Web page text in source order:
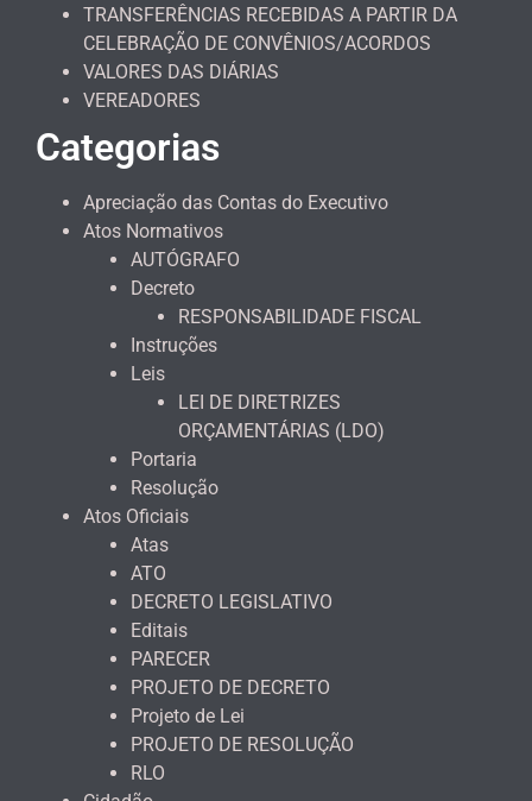
TRANSFERÊNCIAS RECEBIDAS A PARTIR DA
CELEBRAÇÃO DE CONVÊNIOS/ACORDOS
VALORES DAS DIÁRIAS
VEREADORES
Categorias
Apreciação das Contas do Executivo
Atos Normativos
AUTÓGRAFO
Decreto
RESPONSABILIDADE FISCAL
Instruções
Leis
LEI DE DIRETRIZES
ORÇAMENTÁRIAS (LDO)
Portaria
Resolução
Atos Oficiais
Atas
ATO
DECRETO LEGISLATIVO
Editais
PARECER
PROJETO DE DECRETO
Projeto de Lei
PROJETO DE RESOLUÇÃO
RLO